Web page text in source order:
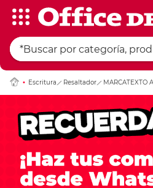
Escritura Resaltador MARCATEXTO